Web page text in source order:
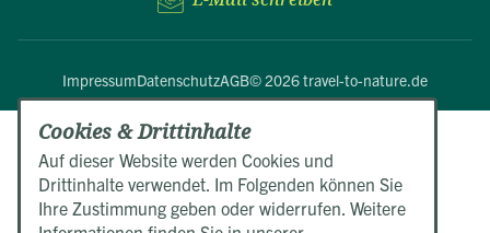
ImpressumDatenschutzAGB© 2026 travel-to-nature.de
Cookies & Drittinhalte
Auf dieser Website werden Cookies und
Drittinhalte verwendet. Im Folgenden können Sie
Ihre Zustimmung geben oder widerrufen. Weitere